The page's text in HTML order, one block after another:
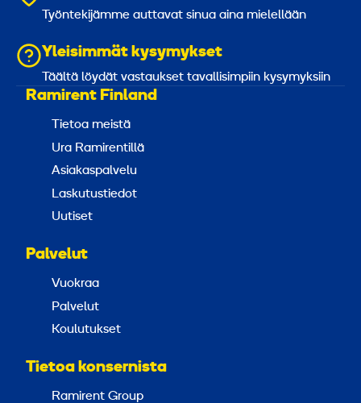
Työntekijämme auttavat sinua aina mielellään
Yleisimmät kysymykset
Täältä löydät vastaukset tavallisimpiin kysymyksiin
Ramirent Finland
Tietoa meistä
Ura Ramirentillä
Asiakaspalvelu
Laskutustiedot
Uutiset
Palvelut
Vuokraa
Palvelut
Koulutukset
Tietoa konsernista
Ramirent Group